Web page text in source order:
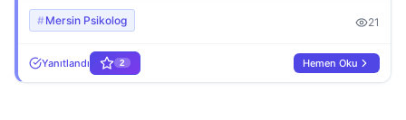
geldi. Düşüncelerimi kontrol edebilmeyi, duygularımı
yönetmeyi öğrendim. Hocam iyi ki sizi tanıdım sizin
Mersin Psikolog 21
Yanıtlandı 2 Hemen Oku